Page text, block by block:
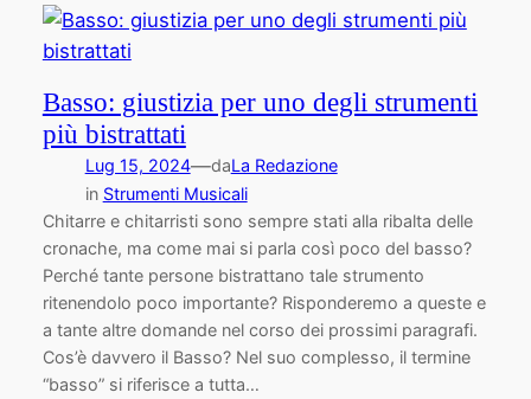
Basso: giustizia per uno degli strumenti
più bistrattati
Lug 15, 2024—daLa Redazione
in Strumenti Musicali
Chitarre e chitarristi sono sempre stati alla ribalta delle
cronache, ma come mai si parla così poco del basso?
Perché tante persone bistrattano tale strumento
ritenendolo poco importante? Risponderemo a queste e
a tante altre domande nel corso dei prossimi paragrafi.
Cos’è davvero il Basso? Nel suo complesso, il termine
“basso” si riferisce a tutta…